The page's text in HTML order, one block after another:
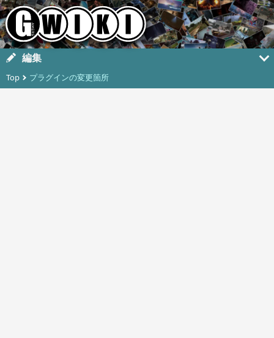
編集
Top プラグインの変更箇所